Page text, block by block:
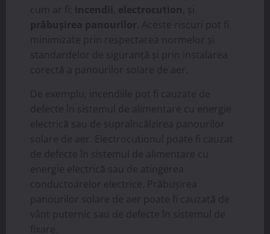
cum ar fi: incendii electrocution , și
prăbușirea panourilor . Aceste riscuri pot fi
minimizate prin respectarea normelor și
standardelor de siguranță și prin instalarea
corectă a panourilor solare de aer.
De exemplu, incendiile pot fi cauzate de
defecte în sistemul de alimentare cu energie
electrică sau de supraîncălzirea panourilor
solare de aer. Electrocutionul poate fi cauzat
de defecte în sistemul de alimentare cu
energie electrică sau de atingerea
conductoarelor electrice. Prăbușirea
panourilor solare de aer poate fi cauzată de
vânt puternic sau de defecte în sistemul de
fixare.